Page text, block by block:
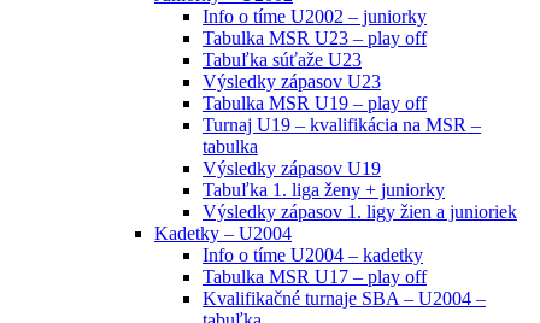
Info o tíme U2002 – juniorky
Tabulka MSR U23 – play off
Tabuľka súťaže U23
Výsledky zápasov U23
Tabulka MSR U19 – play off
Turnaj U19 – kvalifikácia na MSR –
tabulka
Výsledky zápasov U19
Tabuľka 1. liga ženy + juniorky
Výsledky zápasov 1. ligy žien a junioriek
Kadetky – U2004
Info o tíme U2004 – kadetky
Tabulka MSR U17 – play off
Kvalifikačné turnaje SBA – U2004 –